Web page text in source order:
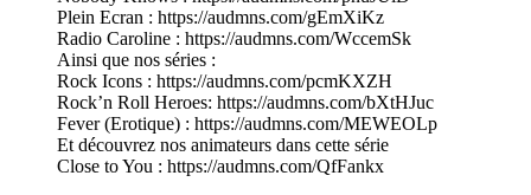
Plein Ecran : https://audmns.com/gEmXiKz
Radio Caroline : https://audmns.com/WccemSk
Ainsi que nos séries :
Rock Icons : https://audmns.com/pcmKXZH
Rock’n Roll Heroes: https://audmns.com/bXtHJuc
Fever (Erotique) : https://audmns.com/MEWEOLp
Et découvrez nos animateurs dans cette série
Close to You : https://audmns.com/QfFankx